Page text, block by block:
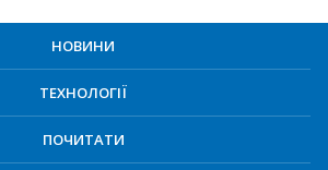
НОВИНИ
ТЕХНОЛОГІЇ
ПОЧИТАТИ